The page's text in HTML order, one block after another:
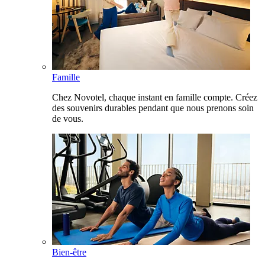
Famille
Chez Novotel, chaque instant en famille compte. Créez
des souvenirs durables pendant que nous prenons soin
de vous.
Bien-être